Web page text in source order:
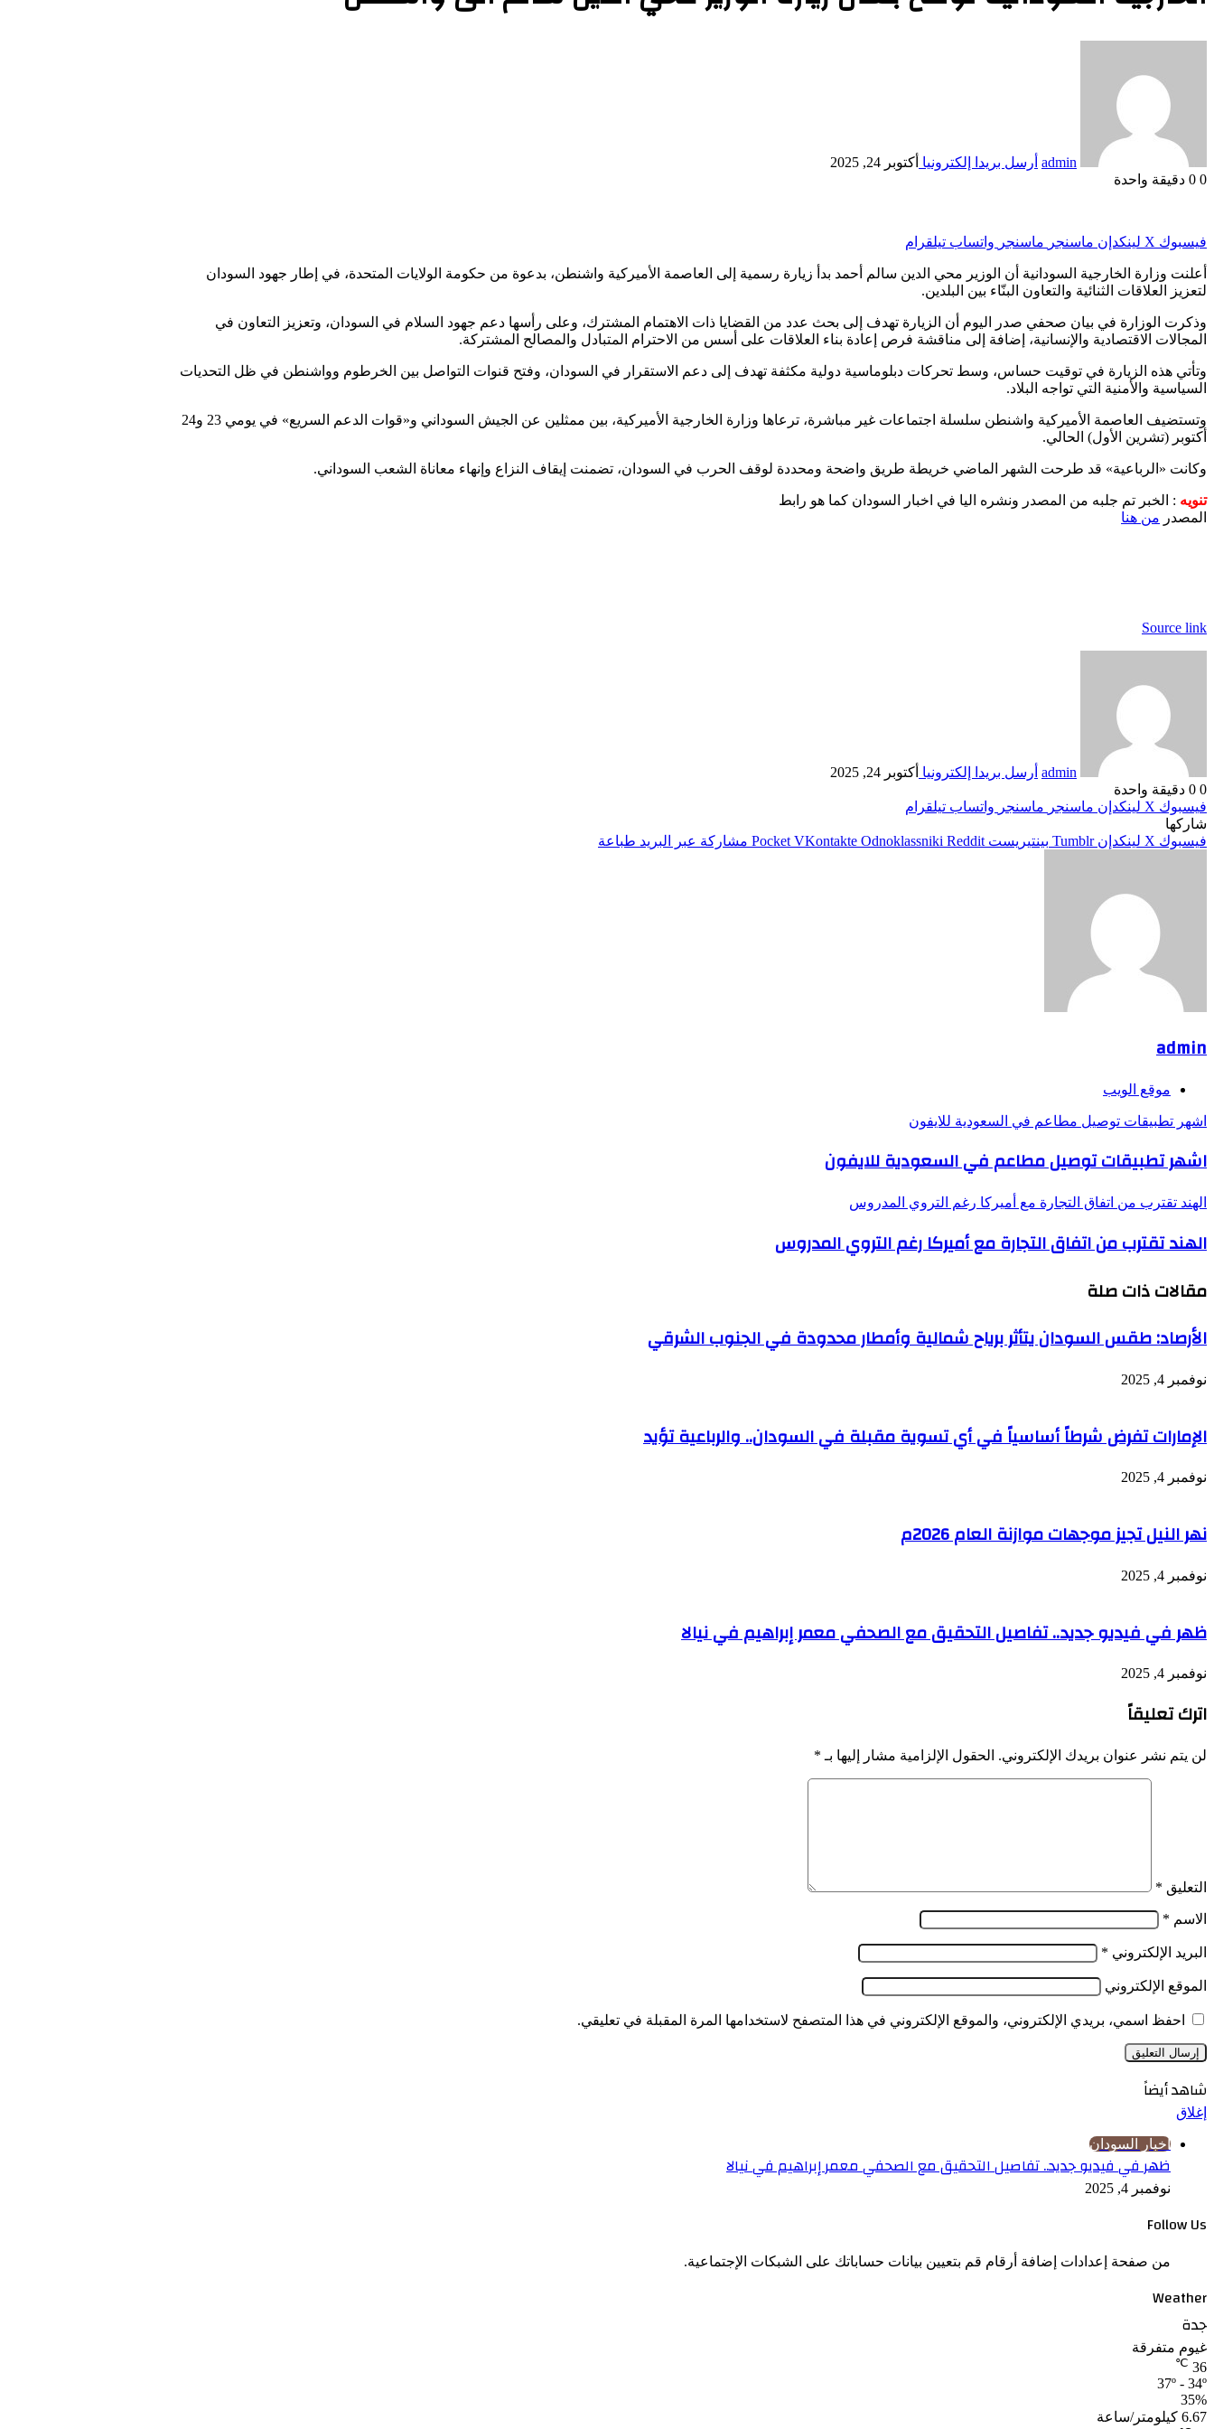
admin أرسل بريدا إلكترونيا أكتوبر 24, 2025
0
دقيقة واحدة
فيسبوك ‫X لينكدإن ماسنجر ماسنجر واتساب تيلقرام
أعلنت وزارة الخارجية السودانية أن الوزير محي الدين سالم أحمد بدأ زيارة رسمية إلى العاصمة الأميركية واشنطن، بدعوة من حكومة الولايات المتحدة، في إطار جهود السودان
لتعزيز العلاقات الثنائية والتعاون البنّاء بين البلدين.
وذكرت الوزارة في بيان صحفي صدر اليوم أن الزيارة تهدف إلى بحث عدد من القضايا ذات الاهتمام المشترك، وعلى رأسها دعم جهود السلام في السودان، وتعزيز التعاون في
المجالات الاقتصادية والإنسانية، إضافة إلى مناقشة فرص إعادة بناء العلاقات على أسس من الاحترام المتبادل والمصالح المشتركة.
وتأتي هذه الزيارة في توقيت حساس، وسط تحركات دبلوماسية دولية مكثفة تهدف إلى دعم الاستقرار في السودان، وفتح قنوات التواصل بين الخرطوم وواشنطن في ظل التحديات
السياسية والأمنية التي تواجه البلاد.
وتستضيف العاصمة الأميركية واشنطن سلسلة اجتماعات غير مباشرة، ترعاها وزارة الخارجية الأميركية، بين ممثلين عن الجيش السوداني و«قوات الدعم السريع» في يومي 23 و24
أكتوبر (تشرين الأول) الحالي.
وكانت «الرباعية» قد طرحت الشهر الماضي خريطة طريق واضحة ومحددة لوقف الحرب في السودان، تضمنت إيقاف النزاع وإنهاء معاناة الشعب السوداني.
تنويه : الخبر تم جلبه من المصدر ونشره اليا في اخبار السودان كما هو رابط
المصدر من هنا
Source link
admin أرسل بريدا إلكترونيا أكتوبر 24, 2025
0
دقيقة واحدة
فيسبوك ‫X لينكدإن ماسنجر ماسنجر واتساب تيلقرام
شاركها
فيسبوك ‫X لينكدإن بينتيريست Odnoklassniki
‫Pocket مشاركة عبر البريد طباعة
admin
موقع الويب
اشهر تطبيقات توصيل مطاعم في السعودية للايفون
اشهر تطبيقات توصيل مطاعم في السعودية للايفون
الهند تقترب من اتفاق التجارة مع أميركا رغم التروي المدروس
الهند تقترب من اتفاق التجارة مع أميركا رغم التروي المدروس
مقالات ذات صلة
الأرصاد: طقس السودان يتأثر برياح شمالية وأمطار محدودة في الجنوب الشرقي
نوفمبر 4, 2025
الإمارات تفرض شرطاً أساسياً في أي تسوية مقبلة في السودان.. والرباعية تؤيد
نوفمبر 4, 2025
نهر النيل تجيز موجهات موازنة العام 2026م
نوفمبر 4, 2025
ظهر في فيديو جديد.. تفاصيل التحقيق مع الصحفي معمر إبراهيم في نيالا
نوفمبر 4, 2025
اترك تعليقاً
لن يتم نشر عنوان بريدك الإلكتروني. الحقول الإلزامية مشار إليها بـ *
التعليق *
الاسم *
البريد الإلكتروني *
الموقع الإلكتروني
احفظ اسمي، بريدي الإلكتروني، والموقع الإلكتروني في هذا المتصفح لاستخدامها المرة المقبلة في تعليقي.
شاهد أيضاً
إغلاق
اخبار السودان
ظهر في فيديو جديد.. تفاصيل التحقيق مع الصحفي معمر إبراهيم في نيالا
نوفمبر 4, 2025
Follow Us
من صفحة إعدادات إضافة أرقام قم بتعيين بيانات حساباتك على الشبكات الإجتماعية.
Weather
جدة
غيوم متفرقة
36
℃
37º - 34º
35%
6.67 كيلومتر/ساعة